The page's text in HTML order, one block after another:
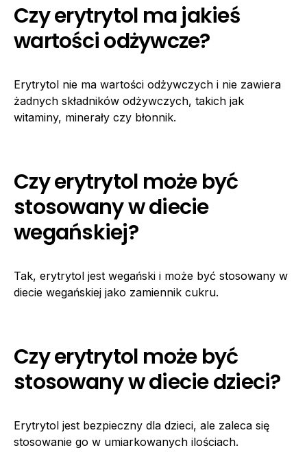
Czy erytrytol ma jakieś
wartości odżywcze?
Erytrytol nie ma wartości odżywczych i nie zawiera
żadnych składników odżywczych, takich jak
witaminy, minerały czy błonnik.
Czy erytrytol może być
stosowany w diecie
wegańskiej?
Tak, erytrytol jest wegański i może być stosowany w
diecie wegańskiej jako zamiennik cukru.
Czy erytrytol może być
stosowany w diecie dzieci?
Erytrytol jest bezpieczny dla dzieci, ale zaleca się
stosowanie go w umiarkowanych ilościach.